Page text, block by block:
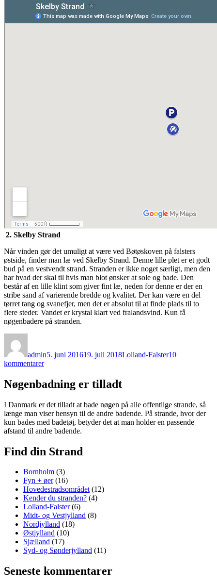
2. Skelby Strand
Når vinden gør det umuligt at være ved Bøtøskoven på falsters
østside, finder man læ ved Skelby Strand. Denne lille plet er et godt
bud på en vestvendt strand. Stranden er ikke noget særligt, men den
har hvad der skal til hvis man blot ønsker at sole og bade. Den
består af en lille klint som giver fint læ, neden for denne er der en
stribe sand af varierende bredde og kvalitet. Der kan være en del
tørret tang og svanefjer, men det er absolut til at finde plads til to
flere steder. Vandet er krystal klart ved fralandsvind. Kun få
nøgenbadere på stranden.
admin5. juni 201619. juli 2018Lolland-Falster10
kommentarertil
Skelby
Nøgenbadning er tilladt
I Danmark er det tilladt at bade nøgen på alle offentlige strande, så
længe man viser hensyn til de andre badende. På strande, hvor der
kun bades med badetøj, betyder det at man holder en passende
afstand til andre badende.
Find din Strand
Bornholm (3)
Fyn + øer(16)
Hovedestradsområdet(12)
Kender du stranden? (4)
Lolland-Falster(6)
Midt- og Vestjylland (8)
Nordjylland (18)
Østjylland (10)
Sjælland (17)
Syd- og Sønderjylland (11)
Seneste kommentarer